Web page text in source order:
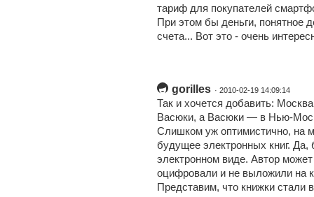
тариф для покупателей
При этом бы деньги, понятное
счета... Вот это - очень
gorilles · 2010-02-19 14:09:14
Так и хочется добавить:
Васюки, а Васюки — в Нью-
Слишком уж оптимистично, на
будущее электронных книг. Да,
электронном виде. Автор может
оцифровали и не выложили на
Представим, что книжки